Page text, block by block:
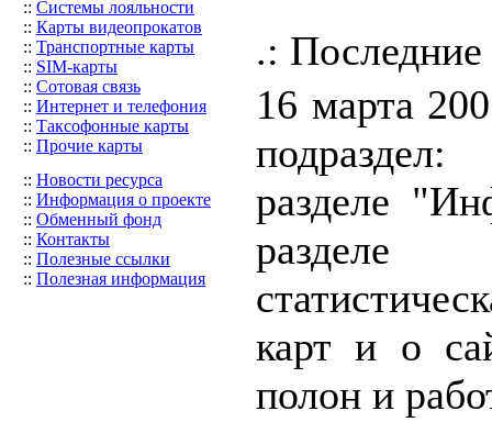
:: Системы лояльности
:: Карты видеопрокатов
:: Транспортные карты
:: SIM-карты
:: Сотовая связь
:: Интернет и телефония
:: Таксофонные карты
:: Прочие карты
:: Новости ресурса
:: Информация о проекте
:: Обменный фонд
:: Контакты
:: Полезные ссылки
:: Полезная информация
.: Последние
16 марта
разделе
разделе
карт и о
полон и